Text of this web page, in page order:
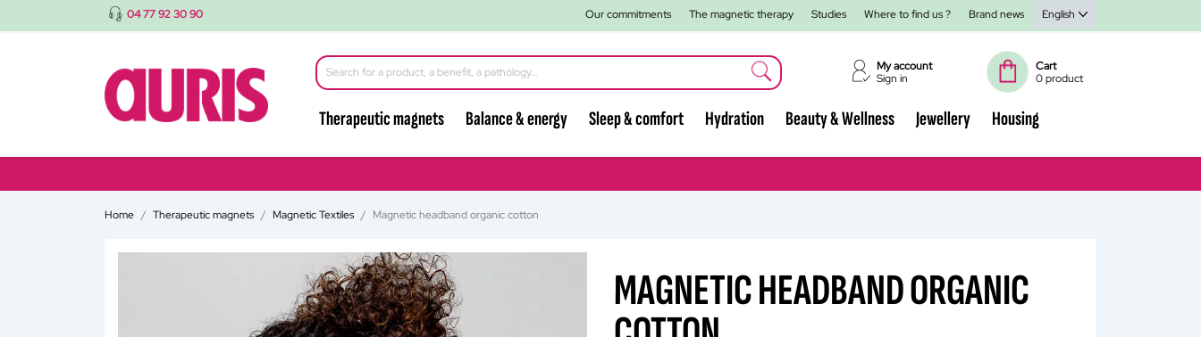
04 77 92 30 90 Our commitments The magnetic therapy Studies Where to find us ? Brand news English
My account
Sign in
Cart
0 product
Therapeutic magnets Balance & energy Sleep & comfort Hydration Beauty & Wellness Jewellery Housing
Home Therapeutic magnets Magnetic Textiles Magnetic headband organic cotton
MAGNETIC HEADBAND ORGANIC